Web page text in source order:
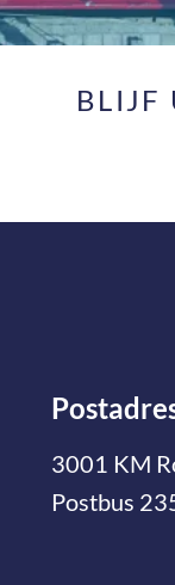
BLIJF
3001 KM
Postbus